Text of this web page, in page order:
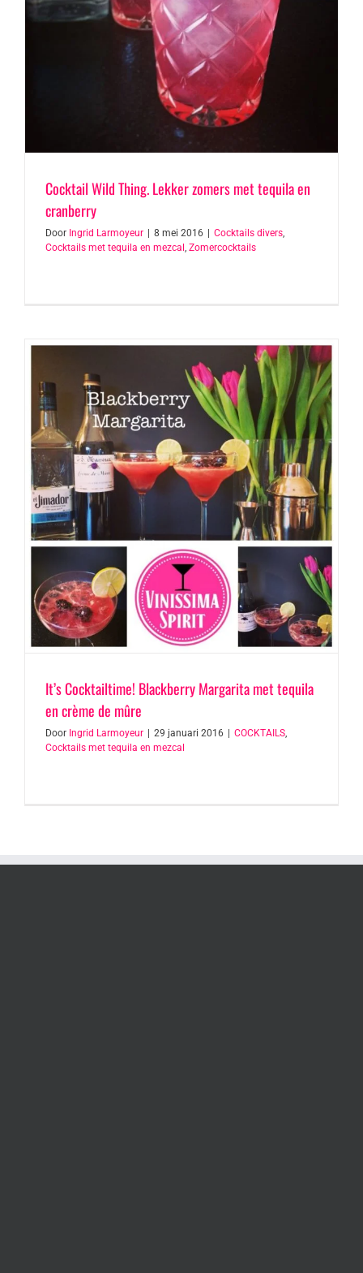
Cocktail Wild Thing. Lekker zomers met tequila en
cranberry
Door Ingrid Larmoyeur 8 mei 2016 Cocktails divers,
Cocktails met tequila en mezcal , Zomercocktails
It’s Cocktailtime! Blackberry Margarita met tequila
en crème de mûre
Door Ingrid Larmoyeur 29 januari 2016 COCKTAILS,
Cocktails met tequila en mezcal